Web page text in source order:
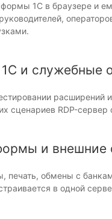
1С в браузере и
и служебные
сценариев RDP-
и внешние
печать, обмены с
в одной